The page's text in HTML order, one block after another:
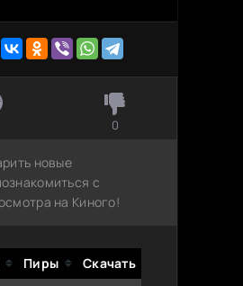
0
новые
с
на Киного!
Пиры
Скачать